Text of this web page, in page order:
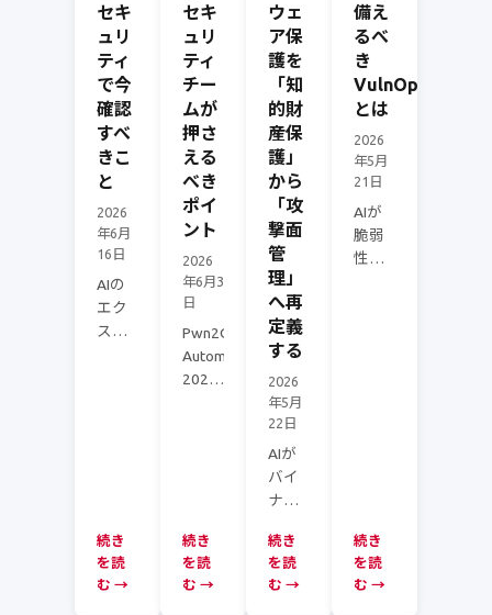
セキ
ュリ
ティ
で今
確認
すべ
きこ
と
2026
年6月
16日
AIの
エク
スプ
進展
を踏
ま
続き
を読
む →
セキ
ュリ
ティ
チー
ムが
押さ
える
べき
ポイ
ント
2026
年6月3
日
Pwn2Own
Automotive
2026
IVIシ
ステ
ムの3
続き
を読
む →
ウェ
ア保
護を
「知
的財
産保
護」
から
「攻
撃面
管
理」
へ再
定義
する
2026
年5月
22日
AIが
バイ
ナリ
析・
弱点
発見
続き
を読
む →
備え
るべ
き
VulnOps
とは
2026
年5月
21日
AIが
脆弱
性の
かな
くな
りま
続き
を読
む →